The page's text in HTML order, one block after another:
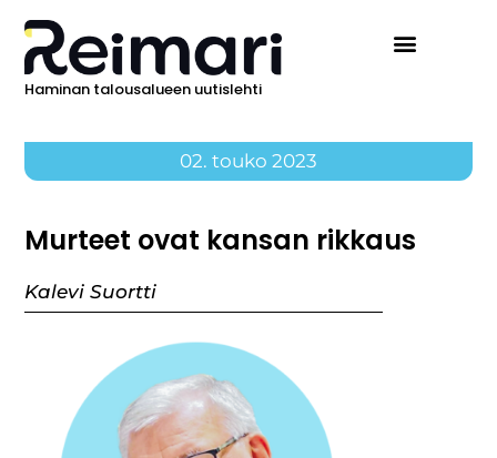
Haminan talousalueen uutislehti
02. touko 2023
Murteet ovat kansan rikkaus
Kalevi Suortti